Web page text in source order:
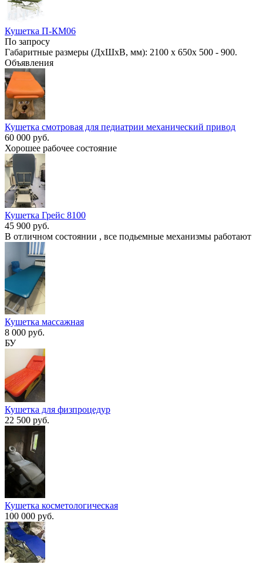
Кушетка П-КМ06
По запросу
Габаритные размеры (ДхШхВ, мм): 2100 х 650х 500 - 900.
Объявления
Кушетка смотровая для педиатрии механический привод
60 000 руб.
Хорошее рабочее состояние
Кушетка Грейс 8100
45 900 руб.
В отличном состоянии , все подьемные механизмы работают
Кушетка массажная
8 000 руб.
БУ
Кушетка для физпроцедур
22 500 руб.
Кушетка косметологическая
100 000 руб.